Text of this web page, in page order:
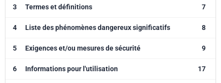
3 Termes et définitions 7
4 Liste des phénomènes dangereux significatifs 8
5 Exigences et/ou mesures de sécurité 9
6 Informations pour l'utilisation 17